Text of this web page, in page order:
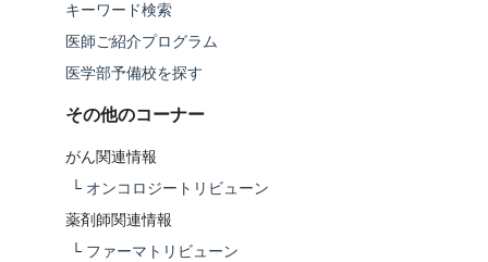
キーワード検索
医師ご紹介プログラム
医学部予備校を探す
その他のコーナー
がん関連情報
└ オンコロジートリビューン
薬剤師関連情報
└ ファーマトリビューン